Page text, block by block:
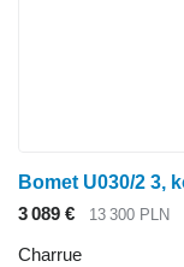
3 089 € 13 300 PLN
Charrue